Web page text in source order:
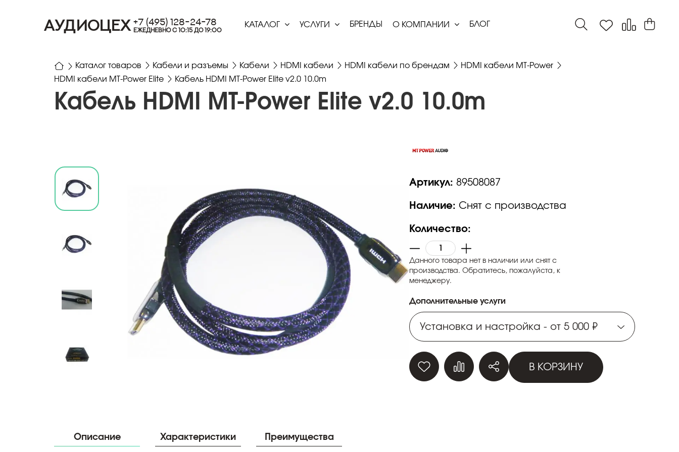
АУДИОЦЕХ +7 (495) 128-24-78
ЕЖЕДНЕВНО С 10:15 ДО 19:00
КАТАЛОГ УСЛУГИ БРЕНДЫ О КОМПАНИИ БЛОГ
Каталог товаров Кабели и разъемы Кабели HDMI кабели HDMI кабели по брендам
HDMI кабели MT-Power
HDMI кабели MT-Power Elite
Кабель HDMI MT-Power Elite v2.0 10.0m
Кабель HDMI MT-Power Elite v2.0 10.0m
Описание Характеристики Преимущества
Артикул:89508087
Наличие:Снят с производства
Количество:
Данного товара нет в наличии или снят с
производства. Обратитесь, пожалуйста, к
менеджеру.
Дополнительные услуги
Установка и настройка - от 5 000 ₽
Установка и настройка - от 5 000 ₽
Установка и настройка - от 5 000 ₽
В КОРЗИНУ